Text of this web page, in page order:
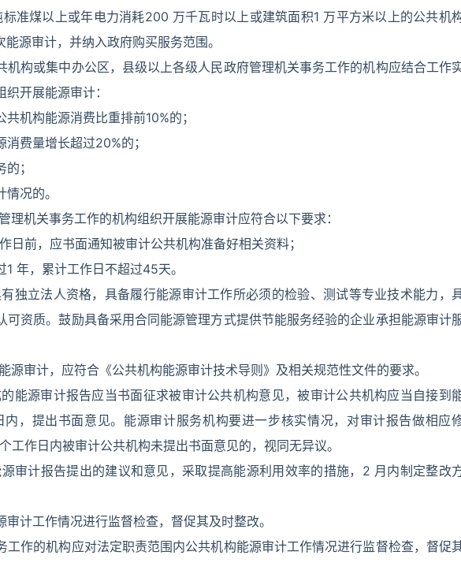
准煤以上或年电力消耗200 万千瓦时以上或建筑面积1 万平方米以上的公共机
源审计，并纳入政府购买服务范围。
机构或集中办公区，县级以上各级人民政府管理机关事务工作的机构应结合工作
开展能源审计：
共机构能源消费比重排前10%的；
消费量增长超过20%的；
；
况的。
理机关事务工作的机构组织开展能源审计应符合以下要求：
日前，应书面通知被审计公共机构准备好相关资料；
1 年，累计工作日不超过45天。
独立法人资格，具备履行能源审计工作所必须的检验、测试等专业技术能力，
可资质。鼓励具备采用合同能源管理方式提供节能服务经验的企业承担能源审计
源审计，应符合《公共机构能源审计技术导则》及相关规范性文件的要求。
能源审计报告应当书面征求被审计公共机构意见，被审计公共机构应当自接到
，提出书面意见。能源审计服务机构要进一步核实情况，对审计报告做相应
工作日内被审计公共机构未提出书面意见的，视同无异议。
审计报告提出的建议和意见，采取提高能源利用效率的措施，2 月内制定整改
计工作情况进行监督检查，督促其及时整改。
工作的机构应对法定职责范围内公共机构能源审计工作情况进行监督检查，督促